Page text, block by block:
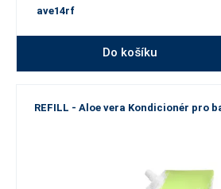
ave14rf
Do košíku
REFILL - Aloe vera Kondicionér pro